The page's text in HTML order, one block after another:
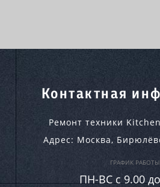
Контактная
Ремонт техники
Адрес: Москва,
ГРАФИК РАБОТЫ
ПН-ВC c 9.00